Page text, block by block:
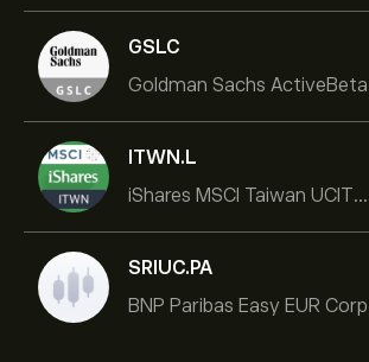
GSLC
ITWN.L
iShares MSCI Taiwan UCITS ETF
SRIUC.PA